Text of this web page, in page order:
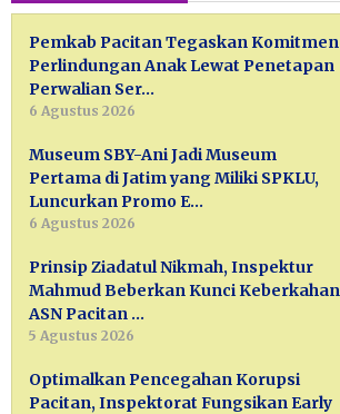
Pemkab Pacitan Tegaskan Komitmen
Perlindungan Anak Lewat Penetapan
Perwalian Ser…
6 Agustus 2026
Museum SBY-Ani Jadi Museum
Pertama di Jatim yang Miliki SPKLU,
Luncurkan Promo E…
6 Agustus 2026
Prinsip Ziadatul Nikmah, Inspektur
Mahmud Beberkan Kunci Keberkahan
ASN Pacitan …
5 Agustus 2026
Optimalkan Pencegahan Korupsi
Pacitan, Inspektorat Fungsikan Early